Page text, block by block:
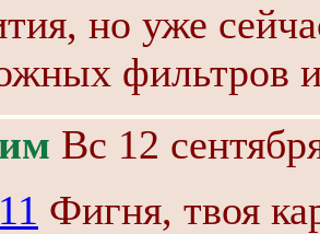
но уже
фильтров
Вс 12
Фигня, твоя